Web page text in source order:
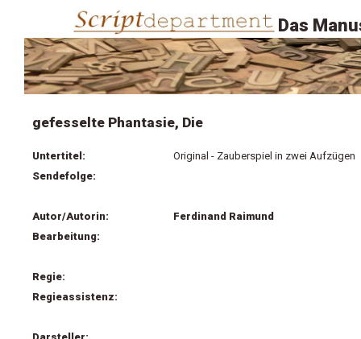
Das
gefesselte Phantasie, Die
Untertitel:
Original - Zauberspiel in zwei Aufzügen
Sendefolge:
Autor/Autorin:
Ferdinand Raimund
Bearbeitung:
Regie:
Regieassistenz: